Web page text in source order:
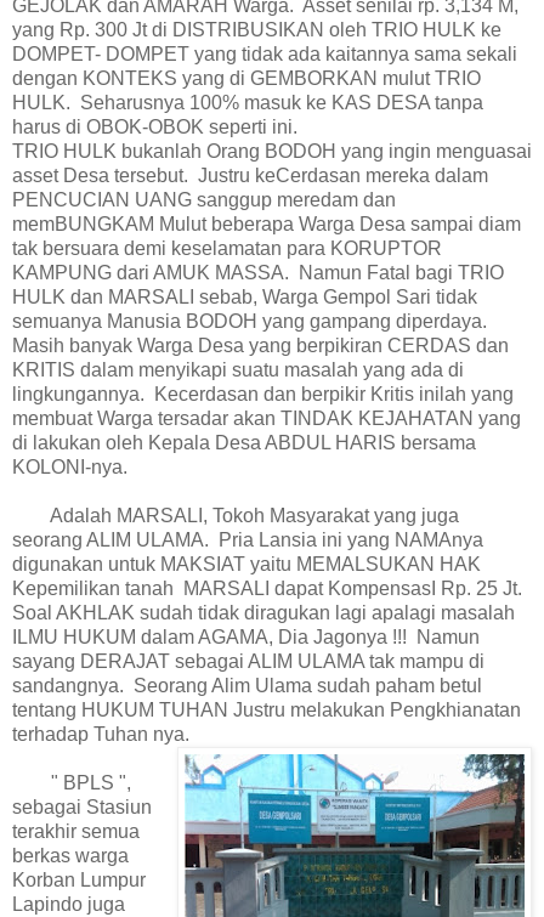
GEJOLAK dan AMARAH Warga. Asset senilai rp. 3,134 M,
yang Rp. 300 Jt di DISTRIBUSIKAN oleh TRIO HULK ke
DOMPET- DOMPET yang tidak ada kaitannya sama sekali
dengan KONTEKS yang di GEMBORKAN mulut TRIO
HULK. Seharusnya 100% masuk ke KAS DESA tanpa
harus di OBOK-OBOK seperti ini.
TRIO HULK bukanlah Orang BODOH yang ingin menguasai
asset Desa tersebut. Justru keCerdasan mereka dalam
PENCUCIAN UANG sanggup meredam dan
memBUNGKAM Mulut beberapa Warga Desa sampai diam
tak bersuara demi keselamatan para KORUPTOR
KAMPUNG dari AMUK MASSA. Namun Fatal bagi TRIO
HULK dan MARSALI sebab, Warga Gempol Sari tidak
semuanya Manusia BODOH yang gampang diperdaya.
Masih banyak Warga Desa yang berpikiran CERDAS dan
KRITIS dalam menyikapi suatu masalah yang ada di
lingkungannya. Kecerdasan dan berpikir Kritis inilah yang
membuat Warga tersadar akan TINDAK KEJAHATAN yang
di lakukan oleh Kepala Desa ABDUL HARIS bersama
KOLONI-nya.
Adalah MARSALI, Tokoh Masyarakat yang juga
seorang ALIM ULAMA. Pria Lansia ini yang NAMAnya
digunakan untuk MAKSIAT yaitu MEMALSUKAN HAK
Kepemilikan tanah MARSALI dapat KompensasI Rp. 25 Jt.
Soal AKHLAK sudah tidak diragukan lagi apalagi masalah
ILMU HUKUM dalam AGAMA, Dia Jagonya !!! Namun
sayang DERAJAT sebagai ALIM ULAMA tak mampu di
sandangnya. Seorang Alim Ulama sudah paham betul
tentang HUKUM TUHAN Justru melakukan Pengkhianatan
terhadap Tuhan nya.
" BPLS ",
sebagai Stasiun
terakhir semua
berkas warga
Korban Lumpur
Lapindo juga